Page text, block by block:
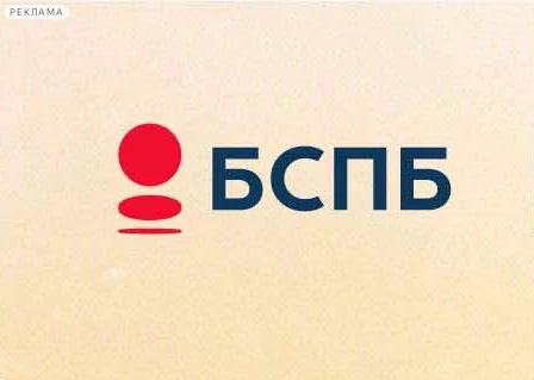
РЕКЛАМА
Сегодня:
2026.08.07
18:38
Афиша Plus